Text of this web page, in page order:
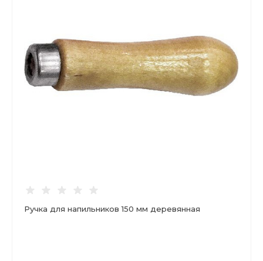
Ручка для напильников 150 мм деревянная